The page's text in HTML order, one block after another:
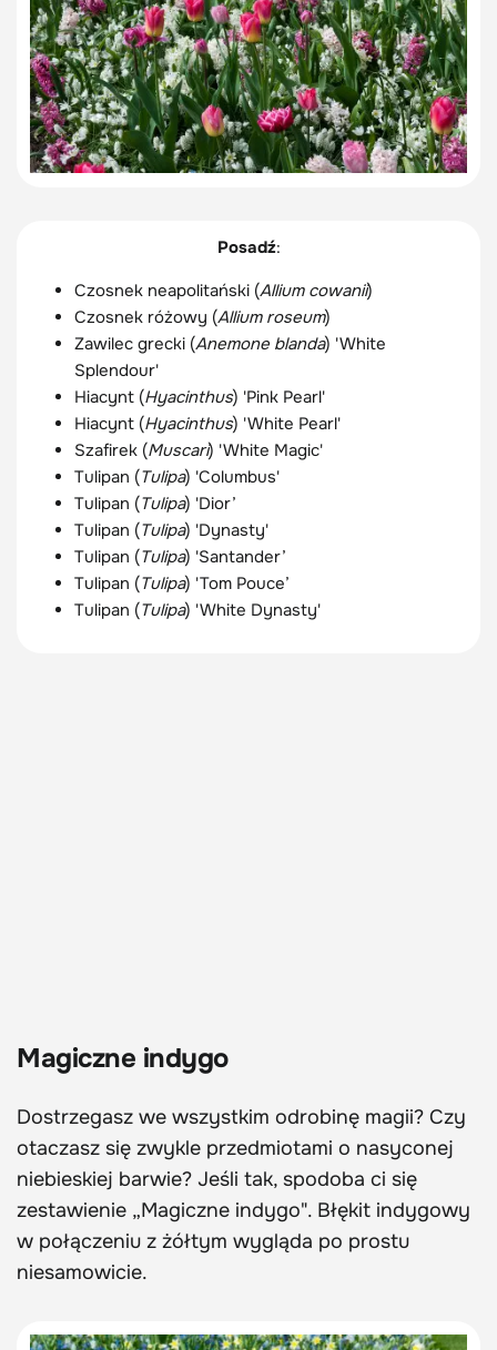
Posadź:
Czosnek neapolitański (Allium cowanii)
Czosnek różowy (Allium roseum)
Zawilec grecki (Anemone blanda) 'White
Splendour'
Hiacynt (Hyacinthus) 'Pink Pearl'
Hiacynt (Hyacinthus) 'White Pearl'
Szafirek (Muscari) 'White Magic'
Tulipan (Tulipa) 'Columbus'
Tulipan (Tulipa) 'Dior’
Tulipan (Tulipa) 'Dynasty'
Tulipan (Tulipa) 'Santander’
Tulipan (Tulipa) 'Tom Pouce’
Tulipan (Tulipa) 'White Dynasty'
Magiczne indygo
Dostrzegasz we wszystkim odrobinę magii? Czy
otaczasz się zwykle przedmiotami o nasyconej
niebieskiej barwie? Jeśli tak, spodoba ci się
zestawienie „Magiczne indygo". Błękit indygowy
w połączeniu z żółtym wygląda po prostu
niesamowicie.